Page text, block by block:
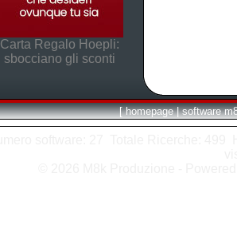
Carta Regalo Hoepli:
sbocciano gli sconti
[ homepage | software